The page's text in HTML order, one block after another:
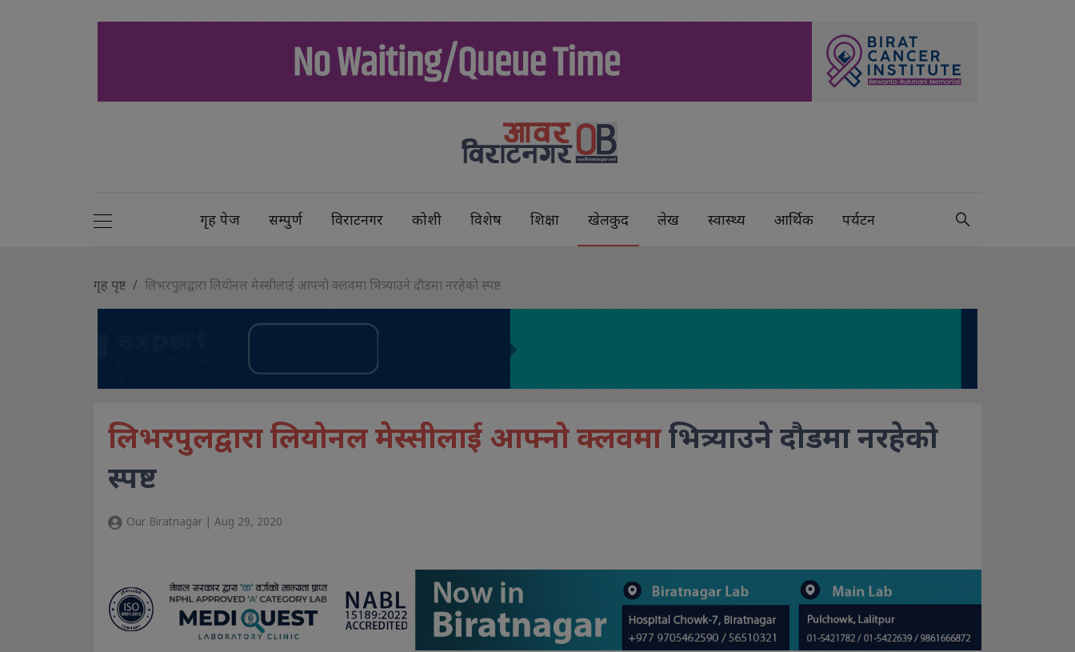
गृह पेज सम्पुर्ण विराटनगर कोशी विशेष शिक्षा खेलकुद लेख स्वास्थ्य आर्थिक पर्यटन
गृह पृष्ट लिभरपुलद्वारा लियोनल मेस्सीलाई आफ्नो क्लवमा भित्र्याउने दौडमा नरहेको स्पष्ट
लिभरपुलद्वारा लियोनल मेस्सीलाई आफ्नो क्लवमाभित्र्याउने दौडमा नरहेको
स्पष्ट
Our Biratnagar | Aug 29, 2020